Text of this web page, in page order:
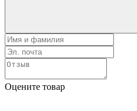
Оцените товар